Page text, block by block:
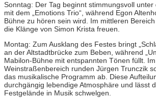
Sonntag: Der Tag beginnt stimmungsvoll unter
mit dem „Emotions Trio“, während Egon
Bühne zu hören sein wird. Im mittleren
die Klänge von Simon Krista freuen.
Montag: Zum Ausklang des Festes bringt
an der Altstadtbrücke zum Beben, während
Mabilon-Bühne mit entspannten Tönen füllt.
Weinstraßenbereich runden Jürgen Trunczik
das musikalische Programm ab. Diese
durchgängig lebendige Atmosphäre und lässt
Festgelände in Musik schwelgen.